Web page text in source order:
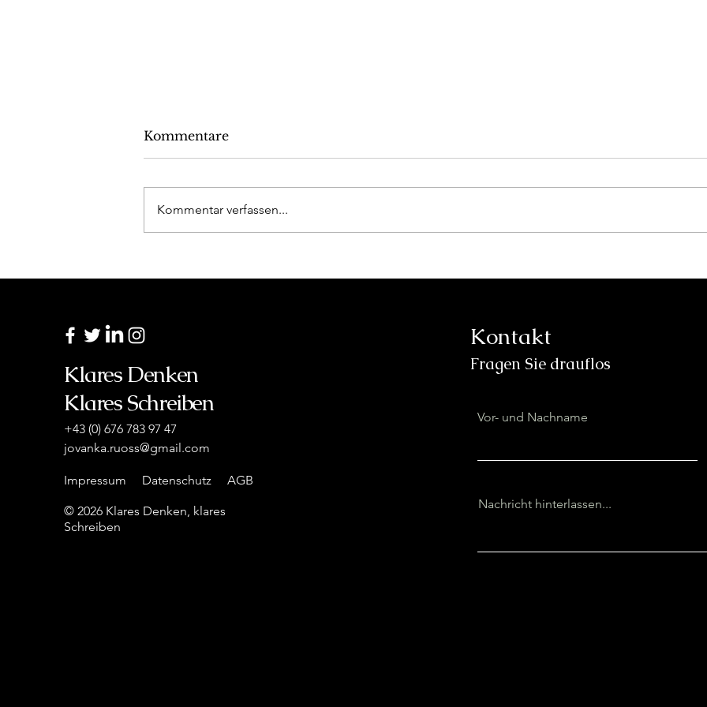
Zugehörigkeit: Eine
in unseren Händen
Kommentare
Kommentar verfassen...
Klares Denken
Klares Schreiben
+43 (0) 676 783 97 47
jovanka.ruoss@gmail.com
Impressum Datenschutz AGB
© 2026 Klares Denken, klares
Schreiben
Kontakt
Fragen Sie drauflos
Vor- und Nachname
Nachricht hinterlassen...